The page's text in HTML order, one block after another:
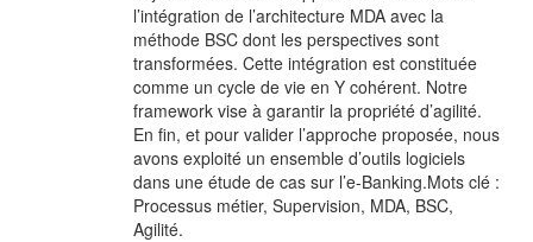
l’intégration de l’architecture MDA avec la
méthode BSC dont les perspectives sont
transformées. Cette intégration est constituée
comme un cycle de vie en Y cohérent. Notre
framework vise à garantir la propriété d’agilité.
En fin, et pour valider l’approche proposée, nous
avons exploité un ensemble d’outils logiciels
dans une étude de cas sur l’e-Banking.Mots clé :
Processus métier, Supervision, MDA, BSC,
Agilité.